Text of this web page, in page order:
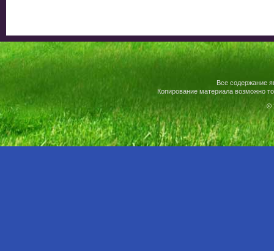
Все содержание
Копирование материала возможно
©